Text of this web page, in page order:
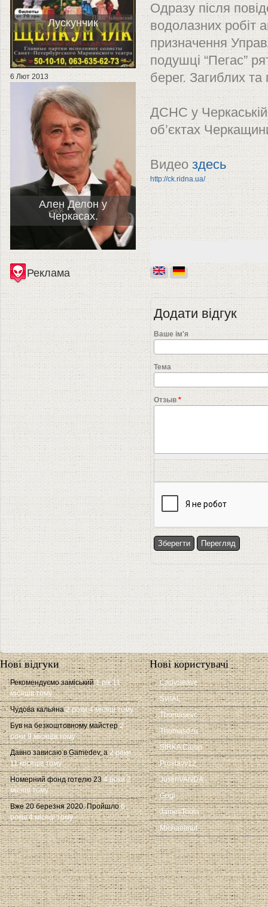
Одразу після
водолазних робіт
призначення
подушці “Пегас”
берег. Загиблих
ДСНС у Черкаській
об’єктах
Видео здесь
http://ck.ridna.ua/
Додати відгук
Ваше ім'я
Тема
Отзыв *
Лускунчик
6 Лют 2013
Ален Делон у
Черкасах.
Реклама
Нові відгуки
Рекомендуємо заміський 1 рік 11
місяців тому
Чудова кальяна 2 роки 4 місяці тому
Був на безкоштовному майстер 2
роки 9 місяців тому
Давно зависаю в Gamedev, а 2 роки
11 місяців тому
Номерний фонд готелю 23 4 роки 2
місяці тому
Вже 20 березня 2020. Пройшло 6
років 4 місяці тому
Нові користувачі
CadySeave
SvitAL
Thomasevc
Thomasdzq
SIRKA Camp
Proslavv12
JustinVANDA
Gogi
JamesToula
Michaelmut